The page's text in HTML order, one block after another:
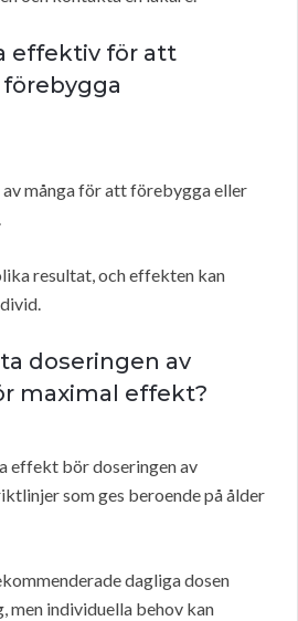
effektiv för att
många för att förebygga eller
resultat, och effekten kan
doseringen av
maximal effekt?
effekt bör doseringen av
som ges beroende på ålder
dagliga dosen
men individuella behov kan